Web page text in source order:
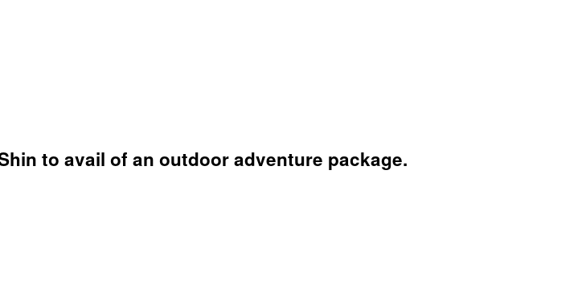
to avail of an outdoor adventure package.